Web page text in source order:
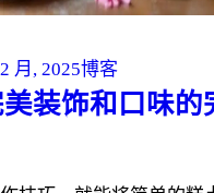
月, 2025博客
装饰和口味的